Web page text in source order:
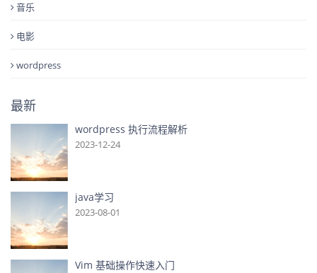
音乐
电影
wordpress
最新
wordpress 执行流程解析
2023-12-24
java学习
2023-08-01
Vim 基础操作快速入门